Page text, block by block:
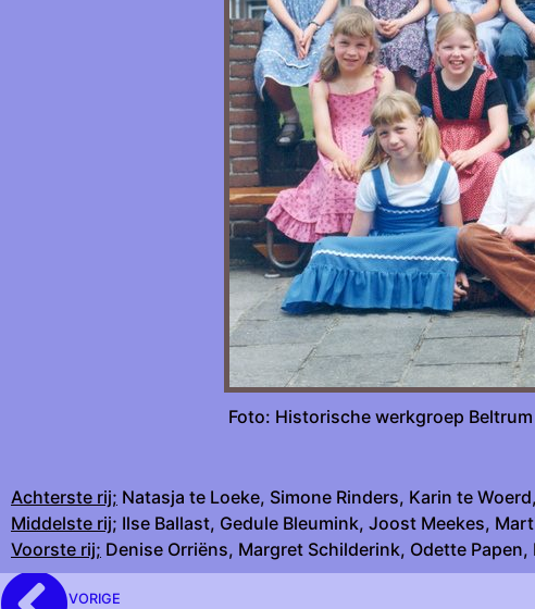
Foto:
Achterste rij; Natasja te Loeke, Simone Rinders, Karin te
Middelste rij; Ilse Ballast, Gedule Bleumink, Joost Meekes,
Voorste rij; Denise Orriëns, Margret Schilderink, Odette
VORIGE